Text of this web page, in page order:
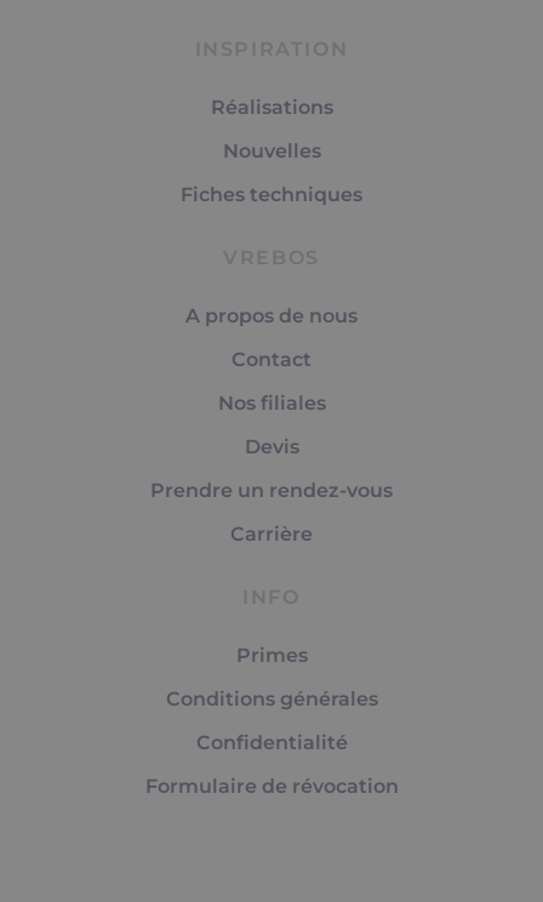
INSPIRATION
Réalisations
Nouvelles
Fiches techniques
VREBOS
A propos de nous
Contact
Nos filiales
Devis
Prendre un rendez-vous
Carrière
INFO
Primes
Conditions générales
Confidentialité
Formulaire de révocation